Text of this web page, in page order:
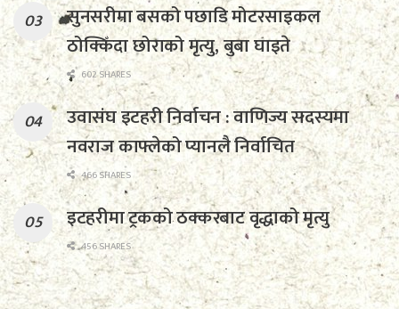
सुनसरीमा बसको पछाडि मोटरसाइकल
ठोक्किँदा छोराको मृत्यु, बुबा घाइते
602 SHARES
उवासंघ इटहरी निर्वाचन : वाणिज्य सदस्यमा
नवराज काफ्लेको प्यानलै निर्वाचित
466 SHARES
इटहरीमा ट्रकको ठक्करबाट वृद्धाको मृत्यु
456 SHARES